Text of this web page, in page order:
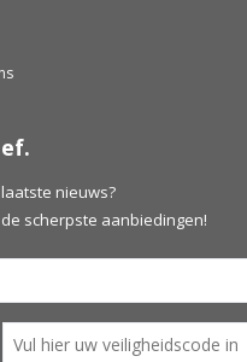
nieuws?
scherpste aanbiedingen!